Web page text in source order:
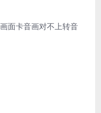
面卡音画对不上转音